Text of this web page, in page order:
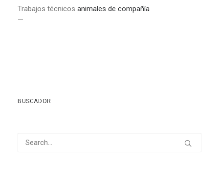
Trabajos técnicos animales de compañía
—
BUSCADOR